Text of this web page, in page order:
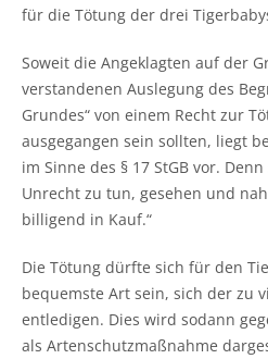
für die Tötung der drei
Soweit die Angeklagten auf der
verstandenen Auslegung des
Grundes“ von einem Recht zur
ausgegangen sein sollten, liegt
im Sinne des § 17 StGB vor.
Unrecht zu tun, gesehen und
billigend in Kauf.“
Die Tötung dürfte sich für den
bequemste Art sein, sich der zu
entledigen. Dies wird sodann
als Artenschutzmaßnahme